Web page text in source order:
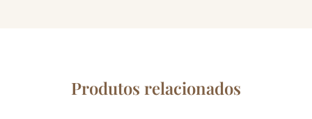
Produtos relacionados